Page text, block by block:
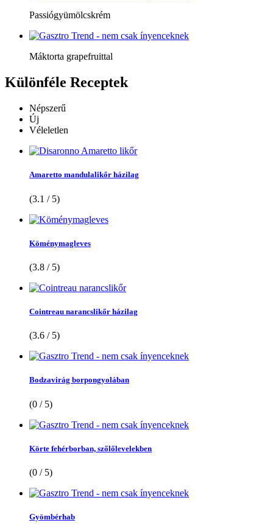
Passiógyümölcskrém
Máktorta grapefruittal
Különféle Receptek
Népszerű
Új
Véleletlen
Amaretto mandulalikőr házilag
(3.1 / 5)
Köménymagleves
(3.8 / 5)
Cointreau narancslikőr házilag
(3.6 / 5)
Bodzavirág borpongyolában
(0 / 5)
Körte fehérborban, szőlőlevelekben
(0 / 5)
Gyömbérhab